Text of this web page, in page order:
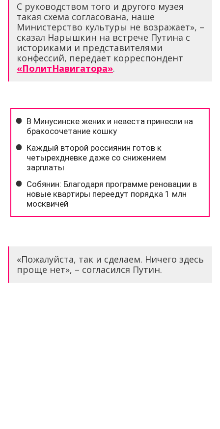
С руководством того и другого музея
такая схема согласована, наше
Министерство культуры не возражает», –
сказал Нарышкин на встрече Путина с
историками и представителями
конфессий, передает корреспондент
«ПолитНавигатора».
«Пожалуйста, так и сделаем. Ничего здесь
проще нет», – согласился Путин.